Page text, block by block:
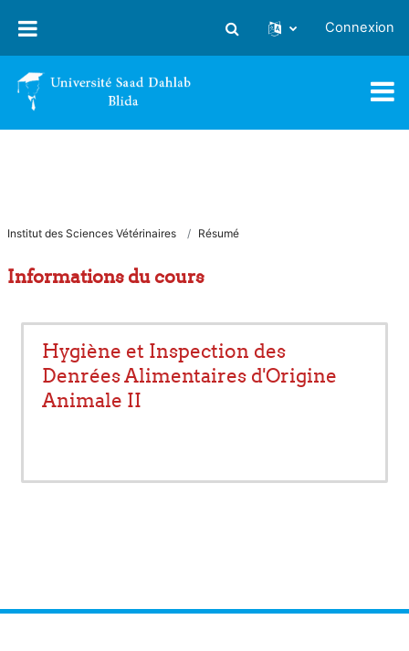
Activer/désactiver la saisie
Connexion
Institut des Sciences Vétérinaires Résumé
Informations du cours
Hygiène et Inspection des
Denrées Alimentaires d'Origine
Animale II